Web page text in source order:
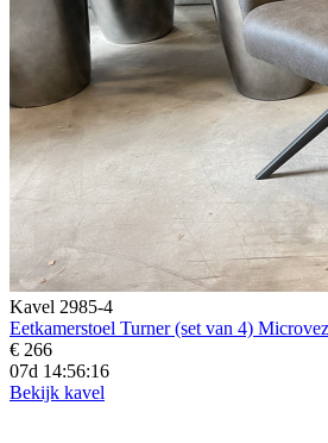
Kavel 2985-4
Eetkamerstoel Turner (set van 4)
€ 266
07d 14:56:14
Bekijk kavel